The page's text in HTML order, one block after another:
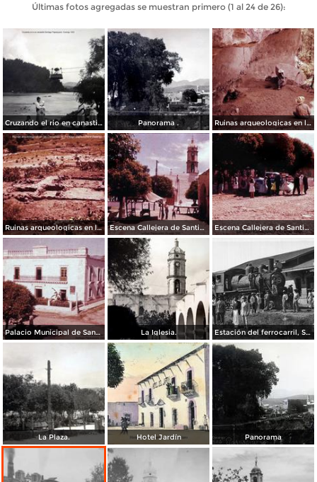
Últimas fotos agregadas se muestran primero (1 al 24 de 26):
Cruzando el rio en canastilla Santiago Papasquiaro, Durango 1922 Panorama . Ruinas arqueologicas en las Cercanias de Santiago Papasquiaro Durango 1956
Ruinas arqueologicas en las Cercanias de Santiago Papasquiaro Durango 1956 Escena Callejera de Santiago Papasquiaro, Durango 1956 Escena Callejera de Santiago Papasquiaro, Durango 1956
Palacio Municipal de Santiago Papasquiaro, Durango 1956 La Iglesia. Estación del ferrocarril, Santiago Papasquiaro Durango 1922
La Plaza. Hotel Jardín Panorama